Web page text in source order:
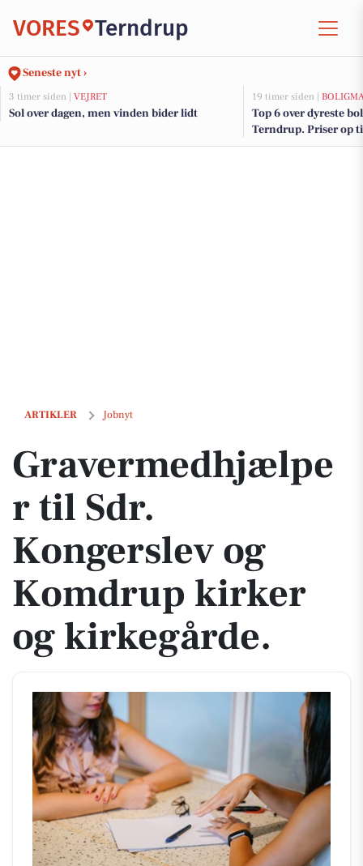
VORES Terndrup
Seneste nyt ›
3 timer siden | VEJRET
Sol over dagen, men vinden bider lidt
19 timer siden |
Top 6 over dyreste
Terndrup. Priser op
ARTIKLER Jobnyt
Gravermedhjælper til Sdr. Kongerslev og Komdrup kirker og
Gravermedhjælpe
r til Sdr.
Kongerslev og
Komdrup kirker
og kirkegårde.